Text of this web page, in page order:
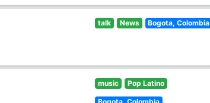
talk News Bogota, Colombia
music Pop Latino